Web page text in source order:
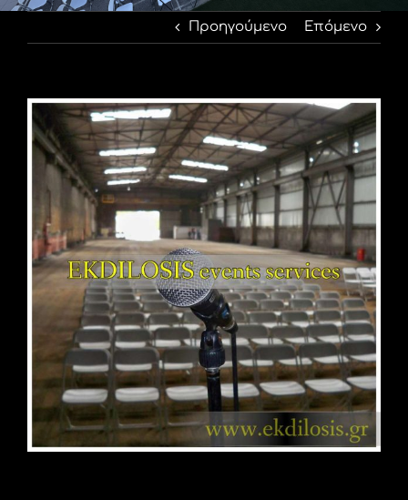
Προηγούμενο Επόμενο
Προβολή
μεγαλύτερης
εικόνας